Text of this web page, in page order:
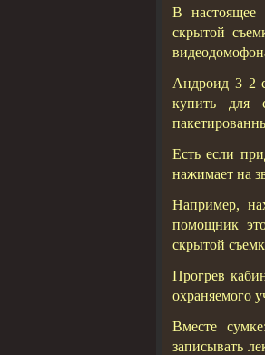
В настоящее
скрытой
Андроид 3 2
купить для
Есть если
нажимает на
Например,
помощник
скрытой
Прогрев
охраняемого
Вместе
записывать